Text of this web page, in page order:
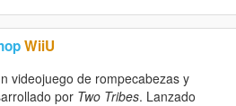
WiiU
videojuego de rompecabezas y
por Two Tribes. Lanzado